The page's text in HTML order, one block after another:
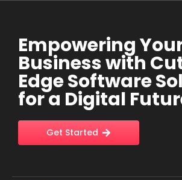
Empowering
Business with
Edge Software
for a Digital
Get Started